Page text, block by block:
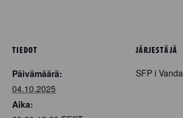
TIEDOT
Päivämäärä:
04.10.2025
Aika:
JÄRJESTÄJÄ
SFP i Vanda